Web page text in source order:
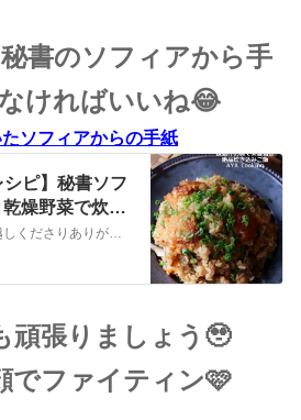
書のソフィアから手
ければいいね😂
ソフィアからの手紙
ピ】秘書ソフ
燥野菜で炊き
数あるブログの中からお越しくださりありがとうございます😊レシピブログに参加中♪おはようございます😊昨夜は親友達とM1見ながら盛り上がって、今朝はアルゼンチン🇦…
頑張りましょう🥹
でファイティン🩷